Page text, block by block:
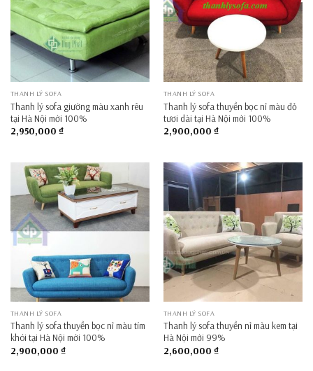
THANH LÝ SOFA
Thanh lý sofa giường màu xanh rêu
tại Hà Nội mới 100%
2,950,000 ₫
THANH LÝ SOFA
Thanh lý sofa thuyền bọc nỉ màu đỏ
tươi dài tại Hà Nội mới 100%
2,900,000 ₫
THANH LÝ SOFA
Thanh lý sofa thuyền bọc nỉ màu tím
khói tại Hà Nội mới 100%
2,900,000 ₫
THANH LÝ SOFA
Thanh lý sofa thuyền nỉ màu kem tại
Hà Nội mới 99%
2,600,000 ₫